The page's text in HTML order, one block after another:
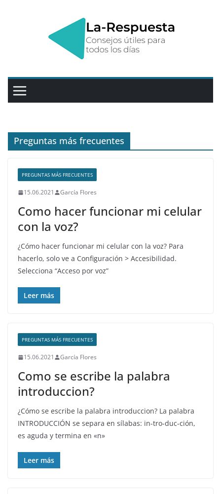
Preguntas más frecuentes
PREGUNTAS MÁS FRECUENTES
15.06.2021 García Flores
Como hacer funcionar mi celular
con la voz?
¿Cómo hacer funcionar mi celular con la voz? Para
hacerlo, solo ve a Configuración > Accesibilidad.
Selecciona “Acceso por voz”
Leer más
PREGUNTAS MÁS FRECUENTES
15.06.2021 García Flores
Como se escribe la palabra
introduccion?
¿Cómo se escribe la palabra introduccion? La palabra
INTRODUCCIÓN se separa en sílabas: in-tro-duc-ción,
es aguda y termina en «n»
Leer más